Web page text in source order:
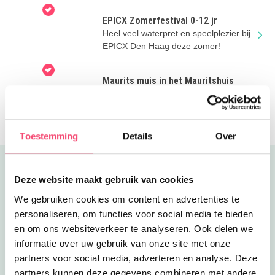
Toestemming Details Over
Deze website maakt gebruik van cookies
We gebruiken cookies om content en advertenties te
personaliseren, om functies voor social media te bieden
en om ons websiteverkeer te analyseren. Ook delen we
informatie over uw gebruik van onze site met onze
partners voor social media, adverteren en analyse. Deze
partners kunnen deze gegevens combineren met andere
EPICX Zomerfestival 0-12 jr
Heel veel waterpret en speelplezier bij
EPICX Den Haag deze zomer!
Maurits muis in het Mauritshuis
Creatief aan de slag met de workshops
in het Mauritshuis deze zomervakantie.
Gratis entree voor kinderen!
Uitgelicht